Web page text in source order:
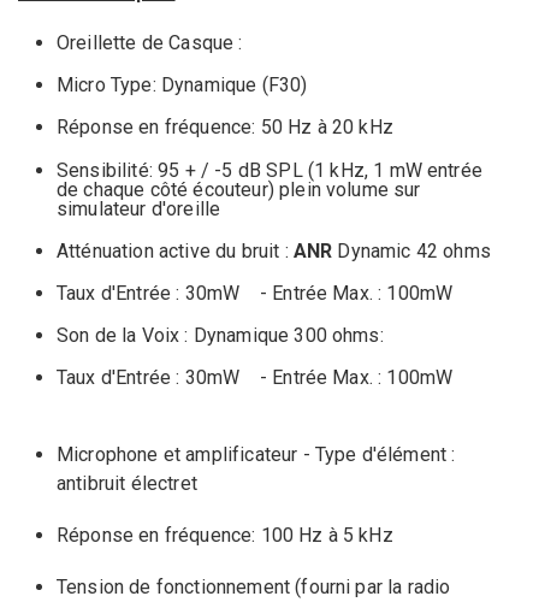
Oreillette de Casque :
Micro Type: Dynamique (F30)
Réponse en fréquence: 50 Hz à 20 kHz
Sensibilité: 95 + / -5 dB SPL (1 kHz, 1 mW entrée
de chaque côté écouteur)plein volume sur
simulateur d'oreille
Atténuation active du bruit : ANR Dynamic 42 ohms
Taux d'Entrée : 30mW - Entrée Max.: 100mW
Son de la Voix : Dynamique 300 ohms:
Taux d'Entrée : 30mW - Entrée Max.: 100mW
Microphone et amplificateur - Type d'élément :
antibruit électret
Réponse en fréquence: 100 Hz à 5 kHz
Tension de fonctionnement (fourni parla radio